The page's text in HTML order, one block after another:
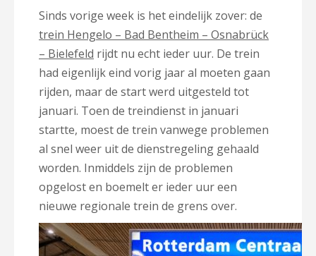
Sinds vorige week is het eindelijk zover: de
trein Hengelo – Bad Bentheim – Osnabrück
– Bielefeld rijdt nu echt ieder uur. De trein
had eigenlijk eind vorig jaar al moeten gaan
rijden, maar de start werd uitgesteld tot
januari. Toen de treindienst in januari
startte, moest de trein vanwege problemen
al snel weer uit de dienstregeling gehaald
worden. Inmiddels zijn de problemen
opgelost en boemelt er ieder uur een
nieuwe regionale trein de grens over.